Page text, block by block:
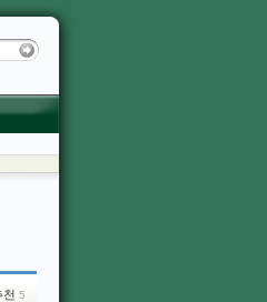
천 5